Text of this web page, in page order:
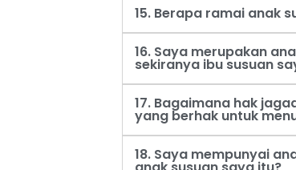
15. Berapa ramai anak
16. Saya merupakan
sekiranya ibu susuan
17. Bagaimana hak
yang berhak untuk
18. Saya mempunyai